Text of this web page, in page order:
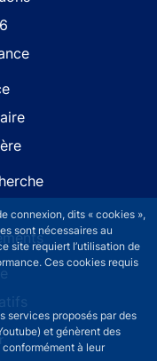
connexion, dits « cookies »,
sont nécessaires au
site requiert l’utilisation de
Ces cookies requis
services proposés par des
et génèrent des
à leur